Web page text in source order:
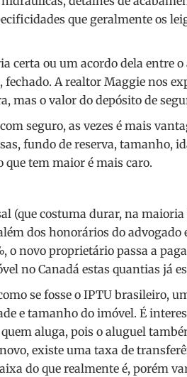
que geralmente os
certa ou um acordo dela entre
A realtor Maggie nos
mas o valor do depósito de
seguro, as vezes é mais
fundo de reserva, tamanho,
tem maior é mais caro.
(que costuma durar, na maioria
dos honorários do advogado
o novo proprietário passa a
no Canadá estas quantias já
se fosse o IPTU brasileiro,
e tamanho do imóvel. É
aluga, pois o aluguel
existe uma taxa de
do que realmente é, porém